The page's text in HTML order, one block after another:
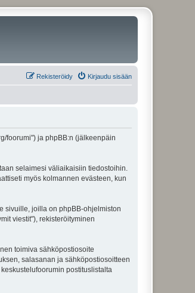
Kirjaudu sisään
Rekisteröidy
foorumi") ja phpBB:n (jälkeenpäin
selaimesi väliaikaisiin tiedostoihin.
myös kolmannen evästeen, kun
sivuille, joilla on phpBB-ohjelmiston
viestit"), rekisteröityminen
toimiva sähköpostiosoite
salasanan ja sähköpostiosoitteen
postituslistalta